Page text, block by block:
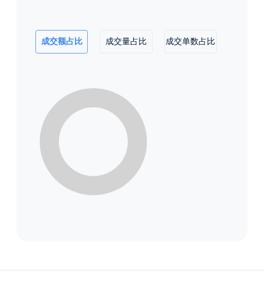
成交额占比 成交量占比 成交单数占比